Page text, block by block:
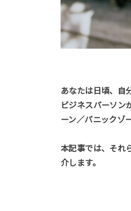
あなたは日頃、自
ビジネスパーソン
ーン／パニックゾ
本記事では、それ
介します。